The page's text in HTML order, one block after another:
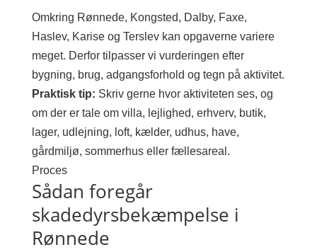
Omkring Rønnede, Kongsted, Dalby, Faxe,
Haslev, Karise og Terslev kan opgaverne variere
meget. Derfor tilpasser vi vurderingen efter
bygning, brug, adgangsforhold og tegn på aktivitet.
Praktisk tip: Skriv gerne hvor aktiviteten ses, og
om der er tale om villa, lejlighed, erhverv, butik,
lager, udlejning, loft, kælder, udhus, have,
gårdmiljø, sommerhus eller fællesareal.
Proces
Sådan foregår
skadedyrsbekæmpelse i
Rønnede